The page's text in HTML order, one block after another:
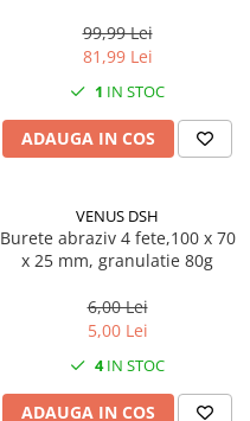
99,99 Lei
81,99 Lei
1 IN STOC
ADAUGA IN COS
VENUS DSH
Burete abraziv 4 fete,100 x 70
x 25 mm, granulatie 80g
6,00 Lei
5,00 Lei
4IN STOC
ADAUGA IN COS